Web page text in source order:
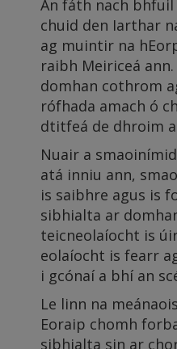
An fáth nach
chuid den Iarthar
ag muintir na
raibh Meiriceá
domhan cothrom
rófhada amach ó
dtitfeá de dhroim
Nuair a smaoinímid
atá inniu ann,
is saibhre agus is
sibhialta ar
teicneolaíocht is
eolaíocht is fearr
i gcónaí a bhí an
Le linn na
Eoraip chomh
sibhialta sin ar